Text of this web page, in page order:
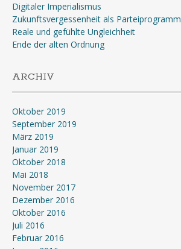
Digitaler Imperialismus
Zukunftsvergessenheit als Parteiprogramm
Reale und gefühlte Ungleichheit
Ende der alten Ordnung
ARCHIV
Oktober 2019
September 2019
März 2019
Januar 2019
Oktober 2018
Mai 2018
November 2017
Dezember 2016
Oktober 2016
Juli 2016
Februar 2016